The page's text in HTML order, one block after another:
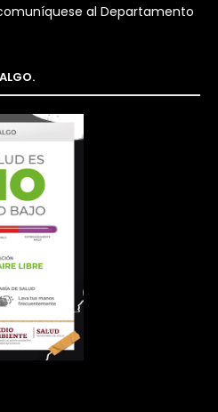
al Departamento